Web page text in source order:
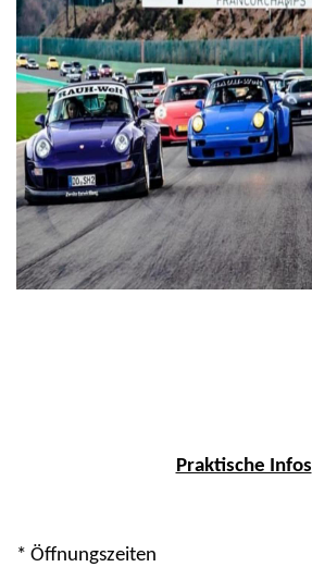
Praktische Infos
* Öffnungszeiten